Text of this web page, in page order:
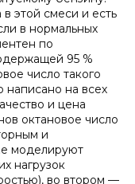
этой смеси и есть
в нормальных
по
95 %
число такого
написано на всех
и цена
октановое число
и
моделируют
нагрузок
во втором —